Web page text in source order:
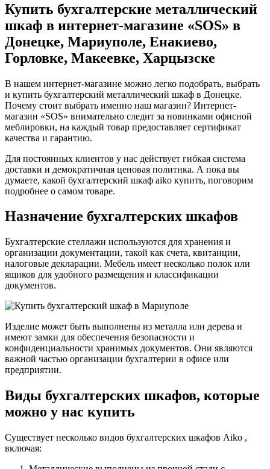
Купить бухгалтерские металлический
шкаф в интернет-магазине «SOS» в
Донецке, Мариуполе, Енакиево,
Горловке, Макеевке, Харцызске
В нашем интернет-магазине можно легко подобрать, выбрать
и купить бухгалтерский металлический шкаф в Донецке.
Почему стоит выбрать именно наш магазин? Интернет-
магазин «SOS» внимательно следит за новинками офисной
меблировки, на каждый товар предоставляет сертификат
качества и гарантию.
Для постоянных клиентов у нас действует гибкая система
доставки и демократичная ценовая политика. А пока вы
думаете, какой бухгалтерский шкаф aiko купить, поговорим
подробнее о самом товаре.
Назначение бухгалтерских шкафов
Бухгалтерские стеллажи используются для хранения и
организации документации, такой как счета, квитанции,
налоговые декларации. Мебель имеет несколько полок или
ящиков для удобного размещения и классификации
документов.
Изделие может быть выполнены из металла или дерева и
имеют замки для обеспечения безопасности и
конфиденциальности хранимых документов. Они являются
важной частью организации бухгалтерии в офисе или
предприятии.
Виды бухгалтерских шкафов, которые
можно у нас купить
Существует несколько видов бухгалтерских шкафов Aiko ,
включая: